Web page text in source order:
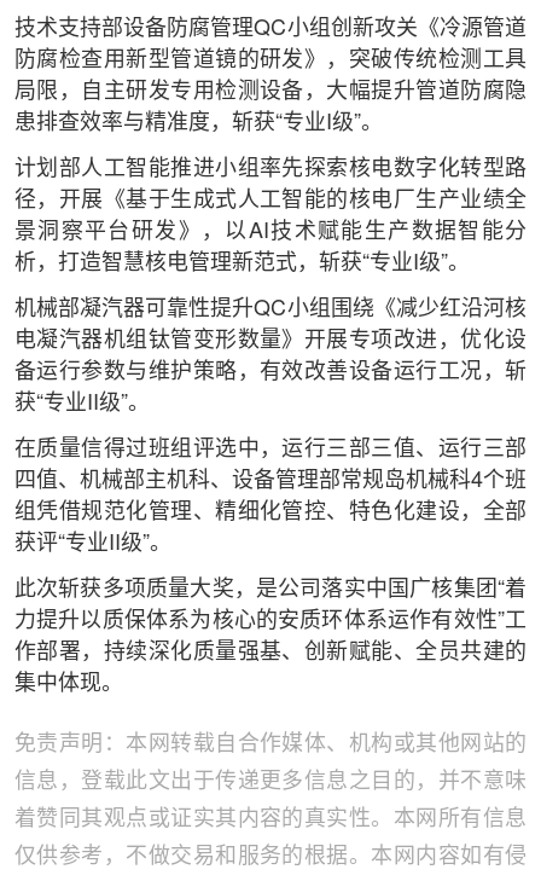
技术支持部设备防腐管理QC小组创新攻关《冷源管道
防腐检查用新型管道镜的研发》，突破传统检测工具
局限，自主研发专用检测设备，大幅提升管道防腐隐
患排查效率与精准度，斩获“专业I级”。
计划部人工智能推进小组率先探索核电数字化转型路
径，开展《基于生成式人工智能的核电厂生产业绩全
景洞察平台研发》，以AI技术赋能生产数据智能分
析，打造智慧核电管理新范式，斩获“专业I级”。
机械部凝汽器可靠性提升QC小组围绕《减少红沿河核
电凝汽器机组钛管变形数量》开展专项改进，优化设
备运行参数与维护策略，有效改善设备运行工况，斩
获“专业II级”。
在质量信得过班组评选中，运行三部三值、运行三部
四值、机械部主机科、设备管理部常规岛机械科4个班
组凭借规范化管理、精细化管控、特色化建设，全部
获评“专业II级”。
此次斩获多项质量大奖，是公司落实中国广核集团“着
力提升以质保体系为核心的安质环体系运作有效性”工
作部署，持续深化质量强基、创新赋能、全员共建的
集中体现。
免责声明：本网转载自合作媒体、机构或其他网站的
信息，登载此文出于传递更多信息之目的，并不意味
着赞同其观点或证实其内容的真实性。本网所有信息
仅供参考，不做交易和服务的根据。本网内容如有侵